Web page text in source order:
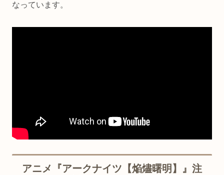
なっています。
アニメ『アークナイツ【焔燼曙明】』注